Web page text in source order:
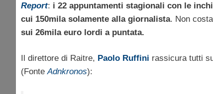
Report: i 22 appuntamenti stagionali con le
cui 150mila solamente alla giornalista. Non
sui 26mila euro lordi a puntata.
Il direttore di Raitre, Paolo Ruffini rassicura tutti
(FonteAdnkronos):